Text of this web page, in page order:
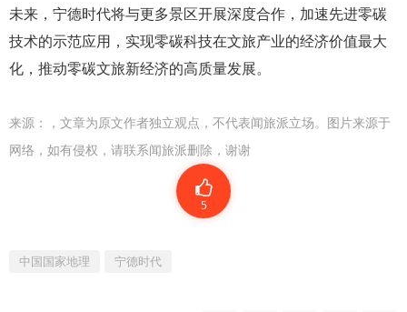
未来，宁德时代将与更多景区开展深度合作，加速先进零碳
技术的示范应用，实现零碳科技在文旅产业的经济价值最大
化，推动零碳文旅新经济的高质量发展。
来源：
，文章为原文作者独立观点，不代表闻旅派立场。图片来源于
网络，如有侵权，请联系闻旅派删除，谢谢
5
中国国家地理 宁德时代